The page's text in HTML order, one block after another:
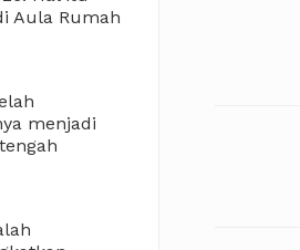
Aula Rumah
menjadi